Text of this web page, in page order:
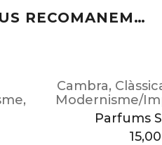
RECOMANEM…
,
Cambra,
Modernisme/
Parfums
15,00